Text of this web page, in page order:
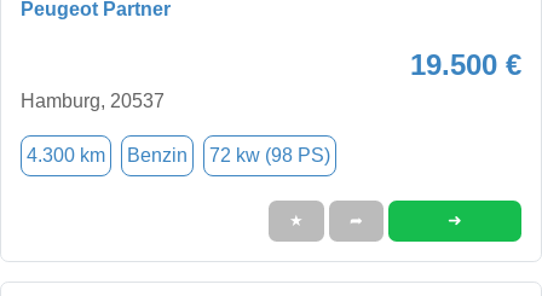
Peugeot Partner
19.500 €
Hamburg, 20537
4.300 km Benzin 72 kw (98 PS)
★ ➦ ➜